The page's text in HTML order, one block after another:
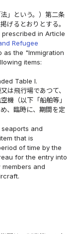
法」という。）第二条
げるとおりとする。
in Article
Refugee
the "Immigration
items:
Table I.
は飛行場であつて、
機（以下「船舶等」
、臨時に、期間を定
and
that is
of time by the
for the entry into
and